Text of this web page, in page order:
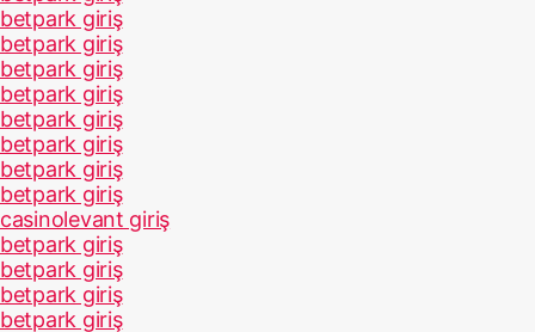
betpark giriş
betpark giriş
betpark giriş
betpark giriş
betpark giriş
betpark giriş
betpark giriş
betpark giriş
casinolevant giriş
betpark giriş
betpark giriş
betpark giriş
betpark giriş